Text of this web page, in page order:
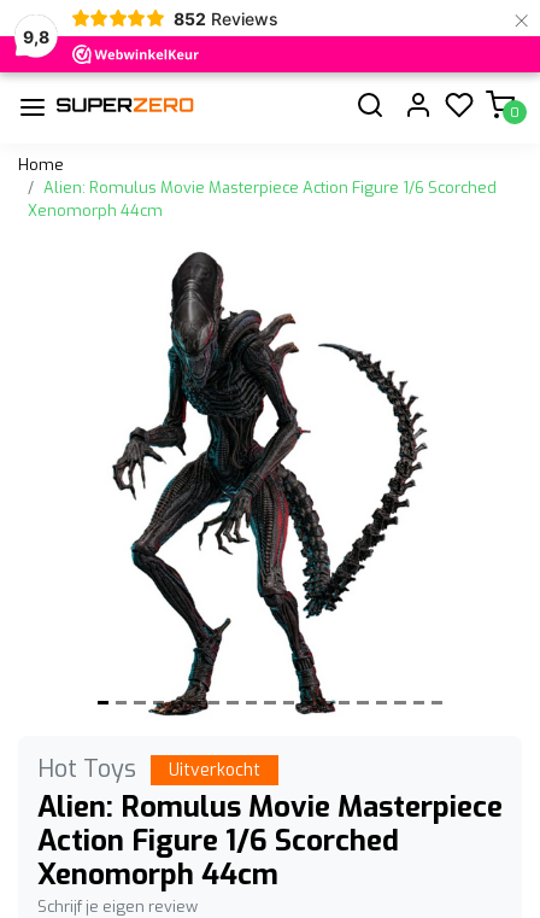
9,8
852 Reviews ×
0
Home
Alien: Romulus Movie Masterpiece Action Figure 1/6 Scorched
Xenomorph 44cm
Hot Toys Uitverkocht
Alien: Romulus Movie Masterpiece
Action Figure 1/6 Scorched
Xenomorph 44cm
Schrijf je eigen review